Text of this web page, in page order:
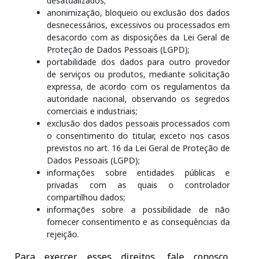
anonimização, bloqueio ou exclusão dos dados
desnecessários, excessivos ou processados em
desacordo com as disposições da Lei Geral de
Proteção de Dados Pessoais (LGPD);
portabilidade dos dados para outro provedor
de serviços ou produtos, mediante solicitação
expressa, de acordo com os regulamentos da
autoridade nacional, observando os segredos
comerciais e industriais;
exclusão dos dados pessoais processados com
o consentimento do titular, exceto nos casos
previstos no art. 16 da Lei Geral de Proteção de
Dados Pessoais (LGPD);
informações sobre entidades públicas e
privadas com as quais o controlador
compartilhou dados;
informações sobre a possibilidade de não
fornecer consentimento e as consequências da
rejeição.